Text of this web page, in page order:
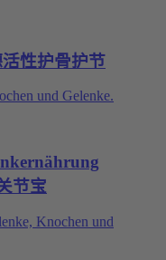
性护骨护节
und Gelenke.
节宝
Knochen und